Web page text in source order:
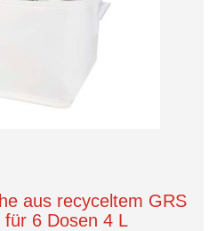
aus recyceltem GRS
für 6 Dosen 4 L